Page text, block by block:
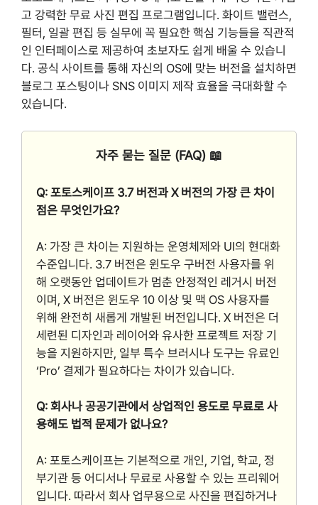
고 강력한 무료 사진 편집 프로그램입니다. 화이트 밸런스,
필터, 일괄 편집 등 실무에 꼭 필요한 핵심 기능들을 직관적
인 인터페이스로 제공하여 초보자도 쉽게 배울 수 있습니
다. 공식 사이트를 통해 자신의 OS에 맞는 버전을 설치하면
블로그 포스팅이나 SNS 이미지 제작 효율을 극대화할 수
있습니다.
자주 묻는 질문 (FAQ) 📖
Q: 포토스케이프 3.7 버전과 X 버전의 가장 큰 차이
점은 무엇인가요?
A: 가장 큰 차이는 지원하는 운영체제와 UI의 현대화
수준입니다. 3.7 버전은 윈도우 구버전 사용자를 위
해 오랫동안 업데이트가 멈춘 안정적인 레거시 버전
이며, X 버전은 윈도우 10 이상 및 맥 OS 사용자를
위해 완전히 새롭게 개발된 버전입니다. X 버전은 더
세련된 디자인과 레이어와 유사한 프로젝트 저장 기
능을 지원하지만, 일부 특수 브러시나 도구는 유료인
‘Pro’ 결제가 필요하다는 차이가 있습니다.
Q: 회사나 공공기관에서 상업적인 용도로 무료로 사
용해도 법적 문제가 없나요?
A: 포토스케이프는 기본적으로 개인, 기업, 학교, 정
부기관 등 어디서나 무료로 사용할 수 있는 프리웨어
입니다. 따라서 회사 업무용으로 사진을 편집하거나